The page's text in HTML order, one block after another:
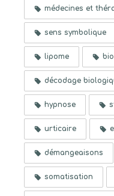
médecines et
sens symbolique
lipome
décodage
hypnose
urticaire
démangeaisons
somatisation